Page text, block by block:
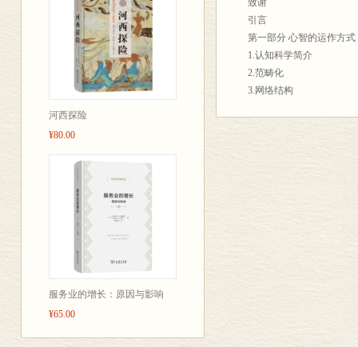
河西探险
¥80.00
服务业的增长：原因与影响
¥65.00
致谢
引言
第一部分 心智的运作方式
1.认知科学简介
2.范畴化
3.网络结构